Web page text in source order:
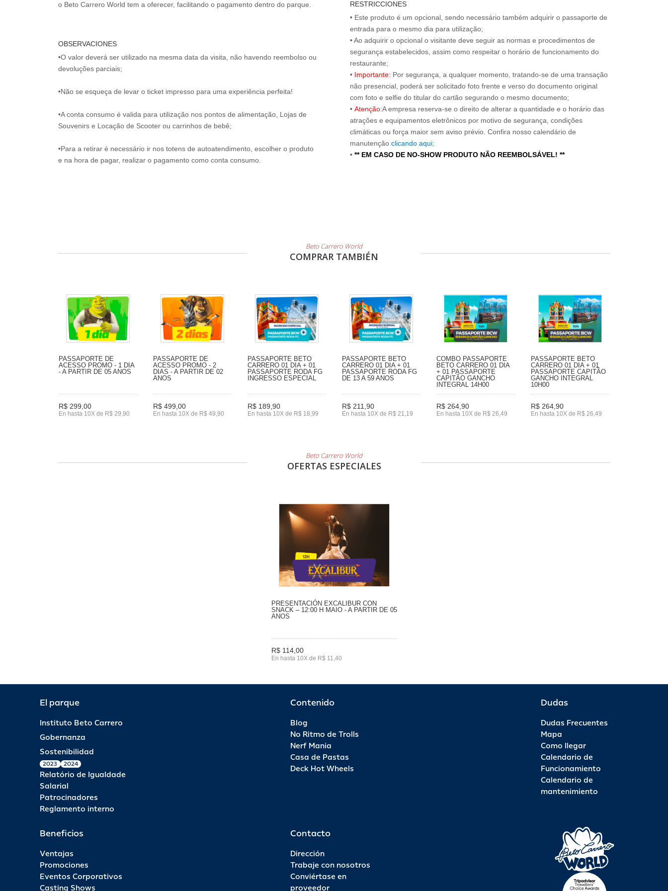
OBSERVACIONES
•O valor deverá ser utilizado na mesma data da visita, não havendo reembolso ou
devoluções parciais;
•Não se esqueça de levar o ticket impresso para uma experiência perfeita!
•A conta consumo é valida para utilização nos pontos de alimentação, Lojas de
Souvenirs e Locação de Scooter ou carrinhos de bebê;
•Para a retirar é necessário ir nos totens de autoatendimento, escolher o produto
e na hora de pagar, realizar o pagamento como conta consumo.
RESTRICCIONES
• Este produto é um opcional, sendo necessário também adquirir o passaporte de
entrada para o mesmo dia para utilização;
• Ao adquirir o opcional o visitante deve seguir as normas e procedimentos de
segurança estabelecidos, assim como respeitar o horário de funcionamento do
restaurante;
• Importante: Por segurança, a qualquer momento, tratando-se de uma transação
não presencial, poderá ser solicitado foto frente e verso do documento original
com foto e selfie do titular do cartão segurando o mesmo documento;
• Atenção:A empresa reserva-se o direito de alterar a quantidade e o horário das
atrações e equipamentos eletrônicos por motivo de segurança, condições
climáticas ou força maior sem aviso prévio. Confira nosso calendário de
manutenção clicando aqui;
• ** EM CASO DE NO-SHOW PRODUTO NÃO REEMBOLSÁVEL! **
Beto Carrero World
COMPRAR TAMBIÉN
PASSAPORTE DE
ACESSO PROMO - 1 DIA
- A PARTIR DE 05 ANOS
R$ 299,00
En hasta 10X de R$ 29,90
PASSAPORTE DE
ACESSO PROMO - 2
DIAS - A PARTIR DE 02
ANOS
R$ 499,00
En hasta 10X de R$ 49,90
PASSAPORTE BETO
CARRERO 01 DIA + 01
PASSAPORTE RODA FG
INGRESSO ESPECIAL
R$ 189,90
En hasta 10X de R$ 18,99
PASSAPORTE BETO
CARRERO 01 DIA + 01
PASSAPORTE RODA FG
DE 13 A 59 ANOS
R$ 211,90
En hasta 10X de R$ 21,19
COMBO PASSAPORTE
BETO CARRERO 01 DIA
+ 01 PASSAPORTE
CAPITÃO GANCHO
INTEGRAL 14H00
R$ 264,90
En hasta 10X de R$ 26,49
PASSAPORTE BETO
CARRERO 01 DIA + 01
PASSAPORTE CAPITÃO
GANCHO INTEGRAL
10H00
R$ 264,90
En hasta 10X de R$ 26,49
Beto Carrero World
OFERTAS ESPECIALES
PRESENTACIÓN EXCALIBUR CON
SNACK – 12:00 H MAIO - A PARTIR DE 05
ANOS
R$ 114,00
En hasta 10X de R$ 11,40
El parque
Instituto Beto Carrero
Gobernanza
Sostenibilidad
2023 2024
Relatório de Igualdade
Salarial
Patrocinadores
Reglamento interno
Contenido
Blog
No Ritmo de Trolls
Nerf Mania
Casa de Pastas
Deck Hot Wheels
Dudas
Dudas Frecuentes
Mapa
Como llegar
Calendario de
Funcionamiento
Calendario de
mantenimiento
Beneficios
Ventajas
Promociones
Eventos Corporativos
Casting Shows
Contacto
Dirección
Trabaje con nosotros
Conviértase en
proveedor